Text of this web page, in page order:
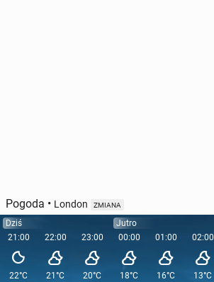
Pogoda • London ZMIANA
Dziś
21:00
22°C
22:00
21°C
23:00
20°C
Jutro
00:00
18°C
01:00
16°C
02:00
13°C